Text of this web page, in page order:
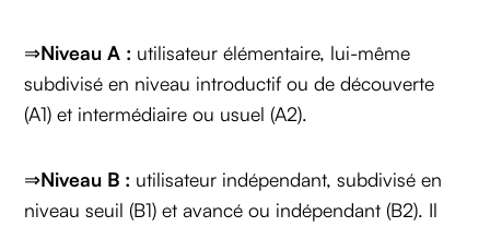
⇒Niveau A : utilisateur élémentaire, lui-même
subdivisé en niveau introductif ou de découverte
(A1) et intermédiaire ou usuel (A2).
⇒Niveau B : utilisateur indépendant, subdivisé en
niveau seuil (B1) et avancé ou indépendant (B2). Il